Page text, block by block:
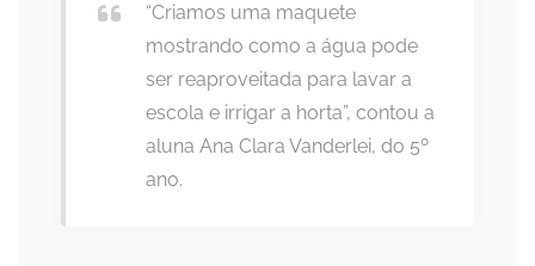
“Criamos uma maquete
mostrando como a água pode
ser reaproveitada para lavar a
escola e irrigar a horta”, contou a
aluna Ana Clara Vanderlei, do 5º
ano.